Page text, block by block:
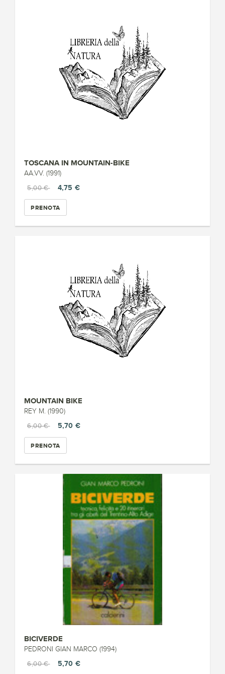
TOSCANA IN MOUNTAIN-BIKE
AA.VV. (1991)
5,00 €
4,75 €
PRENOTA
MOUNTAIN BIKE
REY M. (1990)
6,00 €
5,70 €
PRENOTA
BICIVERDE
PEDRONI GIAN MARCO (1994)
6,00 €
5,70 €